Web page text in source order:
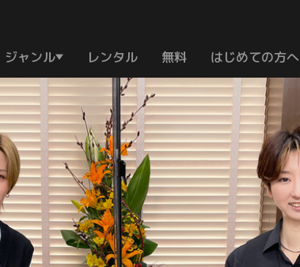
ジャンル レンタル 無料 はじめての方へ